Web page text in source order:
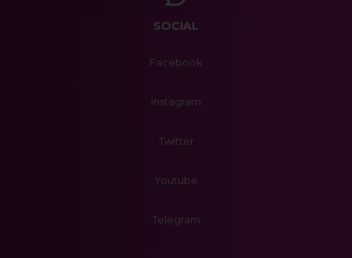
SOCIAL
Facebook
Instagram
Twitter
Youtube
Telegram